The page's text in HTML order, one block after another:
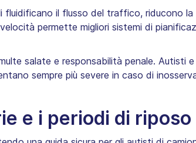
il flusso del traffico, riducono
permette migliori sistemi di
salate e responsabilità penale. Autisti
sempre più severe in caso di
e i periodi di riposo